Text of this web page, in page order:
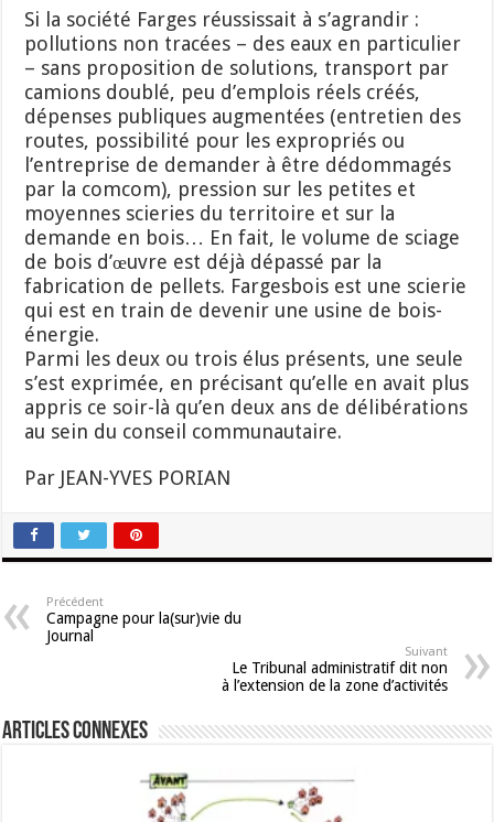
Si la société Farges réussissait à s’agrandir :
pollutions non tracées – des eaux en particulier
– sans proposition de solutions, transport par
camions doublé, peu d’emplois réels créés,
dépenses publiques augmentées (entretien des
routes, possibilité pour les expropriés ou
l’entreprise de demander à être dédommagés
par la comcom), pression sur les petites et
moyennes scieries du territoire et sur la
demande en bois… En fait, le volume de sciage
de bois d’œuvre est déjà dépassé par la
fabrication de pellets. Fargesbois est une scierie
qui est en train de devenir une usine de bois-
énergie.
Parmi les deux ou trois élus présents, une seule
s’est exprimée, en précisant qu’elle en avait plus
appris ce soir-là qu’en deux ans de délibérations
au sein du conseil communautaire.
Par JEAN-YVES PORIAN
Précédent
Campagne pour la(sur)vie du
Journal
Suivant
Le Tribunal administratif dit non
à l’extension de la zone d’activités
Articles connexes